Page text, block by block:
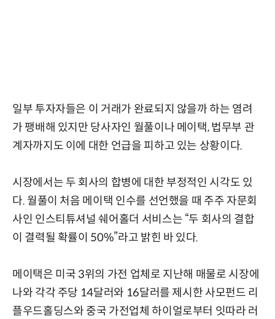
일부 투자자들은 이 거래가 완료되지 않을까 하는 염려
가 팽배해 있지만 당사자인 월풀이나 메이택, 법무부 관
계자까지도 이에 대한 언급을 피하고 있는 상황이다.
시장에서는 두 회사의 합병에 대한 부정적인 시각도 있
다. 월풀이 처음 메이택 인수를 선언했을 때 주주 자문회
사인 인스티튜셔널 쉐어홀더 서비스는 “두 회사의 결합
이 결력될 확률이 50%”라고 밝힌 바 있다.
메이택은 미국 3위의 가전 업체로 지난해 매물로 시장에
나와 각각 주당 14달러와 16달러를 제시한 사모펀드 리
플우드홀딩스와 중국 가전업체 하이얼로부터 잇따라 러